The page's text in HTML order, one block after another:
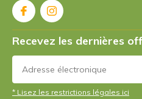
Recevez les dernières
* Lisez les restrictions légales ici